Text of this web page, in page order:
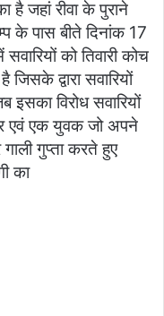
है जहां रीवा के पुराने
के पास बीते दिनांक 17
को तिवारी कोच
द्वारा सवारियों
इसका विरोध सवारियों
एवं एक युवक जो अपने
गुप्ता करते हुए
का